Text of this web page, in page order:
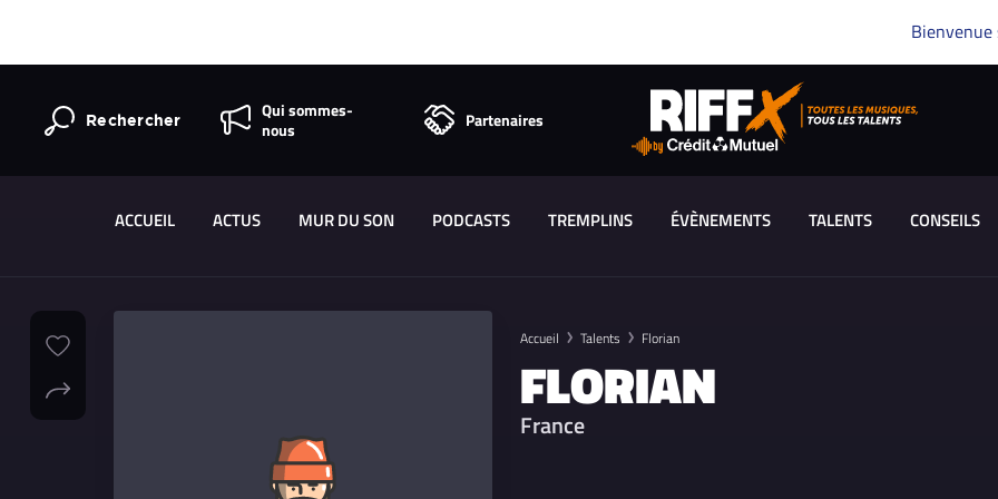
Bienvenue
Rechercher
Qui sommes-
nous
Partenaires
ACCUEIL ACTUS MUR DU SON PODCASTS TREMPLINS ÉVÈNEMENTS TALENTS CONSEILS
Accueil Talents Florian
FLORIAN
France